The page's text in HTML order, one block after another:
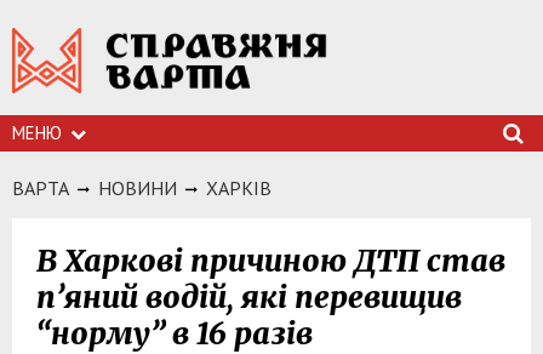
МЕНЮ
ВАРТА НОВИНИ ХАРКIВ
В Харкові причиною ДТП став
п’яний водій, які перевищив
“норму” в 16 разів